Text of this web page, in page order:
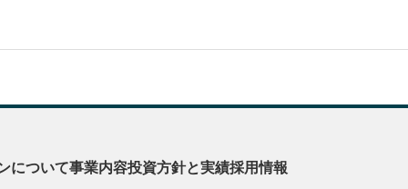
について事業内容投資方針と実績採用情報